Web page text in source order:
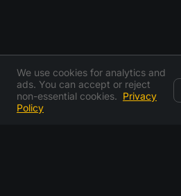
We use cookies for analytics and
ads. You can accept or reject
non-essential cookies. Privacy
Policy